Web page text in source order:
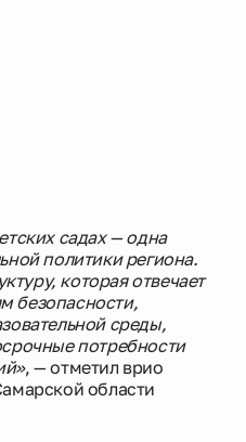
садах — одна
политики региона.
которая отвечает
безопасности,
среды,
потребности
, — отметил врио
области